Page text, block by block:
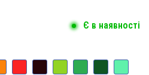
Є в наявності